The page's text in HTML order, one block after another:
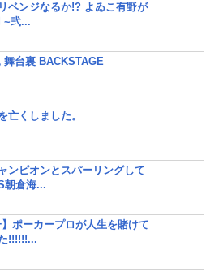
ベンジなるか!? よゐこ有野が
~弐...
台裏 BACKSTAGE
亡くしました。
ンピオンとスパーリングして
朝倉海...
】ポーカープロが人生を賭けて
!!!!!!...